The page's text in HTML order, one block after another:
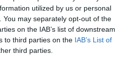
utilized by us or personal
may separately opt-out of the
on the IAB’s list of downstream
to third parties on the IAB’s List of
third parties.
sean mas largas, sino que estira